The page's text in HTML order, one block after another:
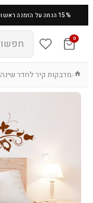
15% הנחה על הזמנה ראשונה
0
›מדבקות קיר לחדר שינה